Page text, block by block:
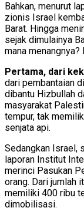
Bahkan, menurut
zionis Israel
Barat. Hingga
sejak dimulainya
mana
Pertama, dari
dari pembantaian
dibantu Hizbullah
masyarakat
tempur, tak
senjata api.
Sedangkan Israel,
laporan Institut
merinci Pasukan
orang. Dari jumlah
memiliki 400 ribu
dimobilisasi.